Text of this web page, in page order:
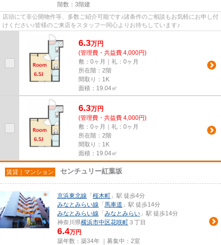
階数：3階建
店頭にて非公開物件等、多数ご紹介可能です♪諸条件のご相談もお気軽にお申し付
けください♪皆様のご来店をスタッフ一同心よりお待ちしています♪
6.3万円
(管理費・共益費 4,000円)
敷：0ヶ月｜礼：0ヶ月
所在階：2階
間取り：1K
面積：19.04㎡
6.3万円
(管理費・共益費 4,000円)
敷：0ヶ月｜礼：0ヶ月
所在階：2階
間取り：1K
面積：19.04㎡
賃貸｜マンション センチュリー紅葉坂
京浜東北線 「 桜木町 」駅 徒歩4分
みなとみらい線 「 馬車道 」駅 徒歩14分
みなとみらい線 「 みなとみらい 」駅 徒歩14分
神奈川県横浜市中区花咲町 ３丁目
6.4万円
築年数：築34年 ｜募集中： 2室